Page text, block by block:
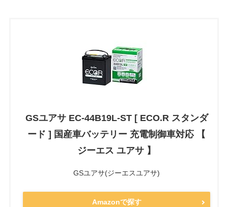
GSユアサ EC-44B19L-ST [ ECO.R スタンダ
ード ] 国産車バッテリー 充電制御車対応 【
ジーエス ユアサ 】
GSユアサ(ジーエスユアサ)
Amazonで探す